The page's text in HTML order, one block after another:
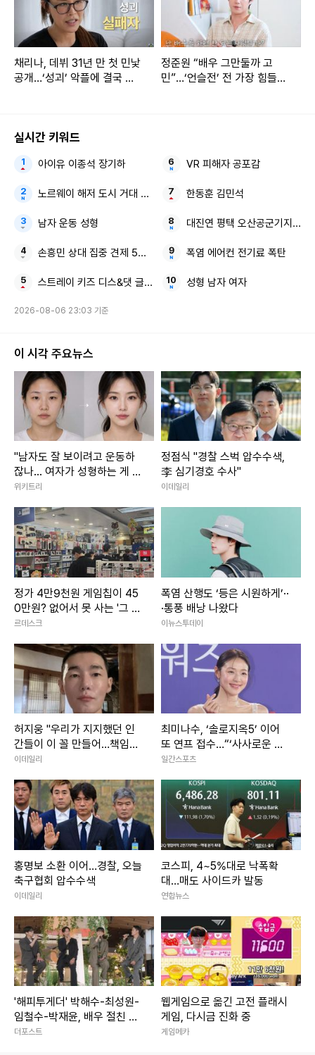
채리나, 데뷔 31년 만 첫 민낯
공개…‘성괴’ 악플에 결국 눈
정준원 “배우 그만둘까 고
민”…‘언슬전’ 전 가장 힘들었
실시간 키워드
아이유 이종석 장기하
노르웨이 해저 도시 거대 로봇
남자 운동 성형
손흥민 상대 집중 견제 5경기 연속골 불발
스트레이 키즈 디스&댓 글로벌 질주
VR 피해자 공포감
한동훈 김민석
대진연 평택 오산공군기지 구속
폭염 에어컨 전기료 폭탄
성형 남자 여자
2026-08-06 23:03 기준
이 시각 주요뉴스
"남자도 잘 보이려고 운동하
잖나... 여자가 성형하는 게 대
체 왜 문제냐"
위키트리
정점식 "경찰 스벅 압수수색,
李 심기경호 수사"
이데일리
정가 4만9천원 게임칩이 45
0만원? 없어서 못 사는 '그 시
절의 향수'
르데스크
폭염 산행도 ‘등은 시원하게’··
·통풍 배낭 나왔다
이뉴스투데이
허지웅 "우리가 지지했던 인
간들이 이 꼴 만들어…책임지
자"
이데일리
최미나수, ‘솔로지옥5’ 이어
또 연프 접수…“‘사사로운 만
남추구’ MC 발탁” [공식]
일간스포츠
홍명보 소환 이어…경찰, 오늘
축구협회 압수수색
이데일리
코스피, 4~5%대로 낙폭확
대…매도 사이드카 발동
연합뉴스
'해피투게더' 박해수-최성원-
임철수-박재윤, 배우 절친 4
인방 출격! "8년간 함께 산 사
더포스트
웹게임으로 옮긴 고전 플래시
게임, 다시금 진화 중
게임메카